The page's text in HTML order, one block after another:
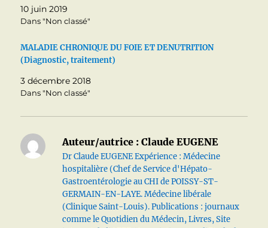
10 juin 2019
Dans "Non classé"
MALADIE CHRONIQUE DU FOIE ET DENUTRITION
(Diagnostic, traitement)
3 décembre 2018
Dans "Non classé"
Auteur/autrice : Claude EUGENE
Dr Claude EUGENE Expérience : Médecine
hospitalière (Chef de Service d'Hépato-
Gastroentérologie au CHI de POISSY-ST-
GERMAIN-EN-LAYE. Médecine libérale
(Clinique Saint-Louis). Publications : journaux
comme le Quotidien du Médecin, Livres, Site